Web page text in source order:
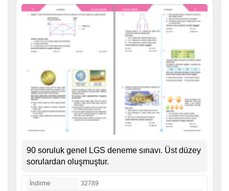
90 soruluk genel LGS deneme sınavı. Üst düzey
sorulardan oluşmuştur.
İndirme
32789